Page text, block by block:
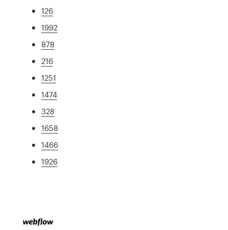
126
1992
878
216
1251
1474
328
1658
1466
1926